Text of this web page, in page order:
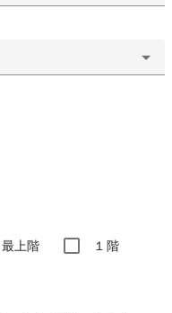
最上階 １階